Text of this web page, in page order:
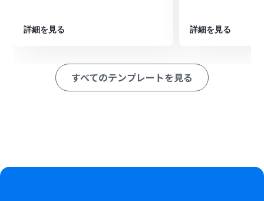
します。
情報を抽出します。
最後に、Google スプレッドシートの「レコードを追加す
る」アクションを設定し、OCRで読み取った情報を指定
詳細を見る 詳細を見る
すべてのテンプレートを見る